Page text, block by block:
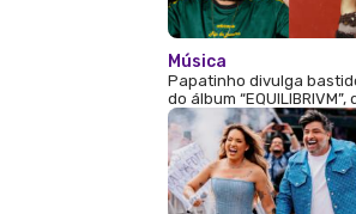
Música
Papatinho divulga
do álbum